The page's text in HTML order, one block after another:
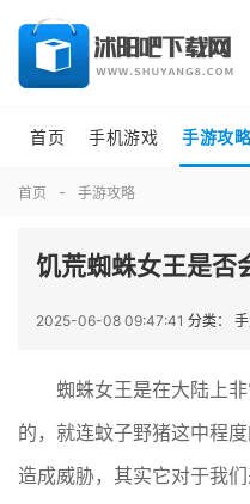
首页 手机游戏 手游攻略
首页 手游攻略
饥荒蜘蛛女王是否
2025-06-08 09:47:41 分类：
蜘蛛女王是在大陆上
的，就连蚊子野猪这中程
造成威胁，其实它对于我